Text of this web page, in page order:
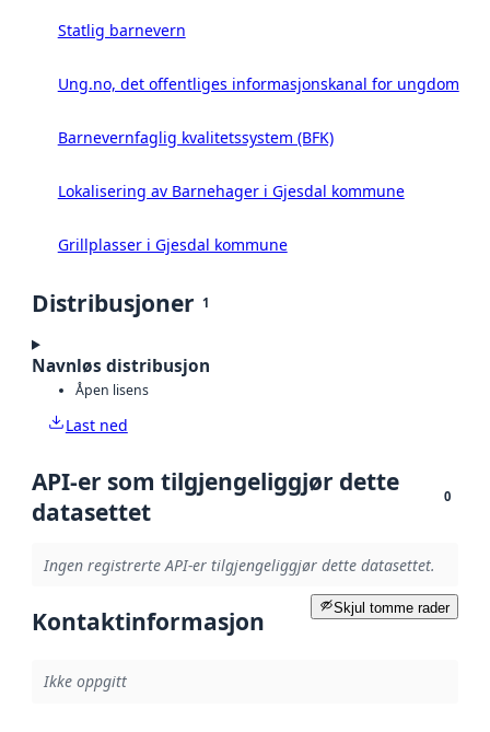
Statlig barnevern
Ung.no, det offentliges informasjonskanal for ungdom
Barnevernfaglig kvalitetssystem (BFK)
Lokalisering av Barnehager i Gjesdal kommune
Grillplasser i Gjesdal kommune
Distribusjoner 1
Navnløs distribusjon
Åpen lisens
Last ned
API-er som tilgjengeliggjør dette
datasettet
0
Ingen registrerte API-er tilgjengeliggjør dette datasettet.
Skjul tomme rader
Kontaktinformasjon
Ikke oppgitt